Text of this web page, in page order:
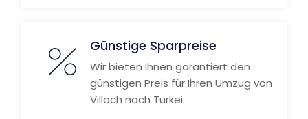
Günstige Sparpreise
Wir bieten Ihnen garantiert den
günstigen Preis für Ihren Umzug von
Villach nach Türkei.